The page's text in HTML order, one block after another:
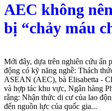
AEC không
bị “chảy máu
Mới đây, dựa trên nghiên cứu ấn
động có kỹ năng nghề: Thách
ASEAN (AEC), bà Elisabetta -
và hợp tác khu vực, Ngân hàng
rằng: Nhận thức di cư của lao
đến nguồn lực của quốc gia...